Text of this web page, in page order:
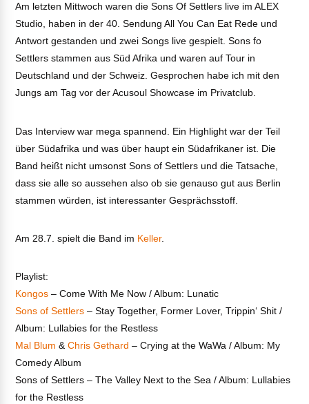
Am letzten Mittwoch waren die Sons Of Settlers live im ALEX
Studio, haben in der 40. Sendung All You Can Eat Rede und
Antwort gestanden und zwei Songs live gespielt. Sons fo
Settlers stammen aus Süd Afrika und waren auf Tour in
Deutschland und der Schweiz. Gesprochen habe ich mit den
Jungs am Tag vor der Acusoul Showcase im Privatclub.
Das Interview war mega spannend. Ein Highlight war der Teil
über Südafrika und was über haupt ein Südafrikaner ist. Die
Band heißt nicht umsonst Sons of Settlers und die Tatsache,
dass sie alle so aussehen also ob sie genauso gut aus Berlin
stammen würden, ist interessanter Gesprächsstoff.
Am 28.7. spielt die Band im Keller.
Playlist:
Kongos – Come With Me Now / Album: Lunatic
Sons of Settlers – Stay Together, Former Lover, Trippin‘ Shit /
Album: Lullabies for the Restless
Mal Blum &Chris Gethard – Crying at the WaWa / Album: My
Comedy Album
Sons of Settlers – The Valley Next to the Sea / Album: Lullabies
for the Restless